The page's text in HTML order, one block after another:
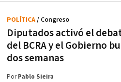
Diputados activó el
del BCRA y el Gobierno
dos semanas
POLÍTICA/ Congreso
PorPablo Sieira